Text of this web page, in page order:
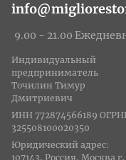
9.00 - 21.00
Индивидуальный
предприниматель
Точилин Тимур
Дмитриевич
ИНН 772874566189
325508100020350
Юридический адрес:
107143, Россия, Москва